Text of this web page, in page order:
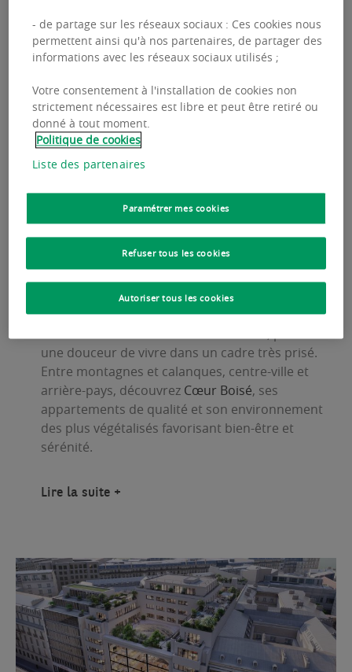
PROSPECTIVE 21 JUIN 2023
Cœur boisé, une résidence tournée vers le
bien-être et la nature
13ème arrondissement de Marseille, le domaine
intimiste et privéCœur Boisé,composé de 4
une douceur de vivre dans un cadre très prisé.
Entre montagnes et calanques, centre-ville et
arrière-pays, découvrez Cœur Boisé, ses
appartements de qualité et son environnement
des plus végétalisés favorisant bien-être et
sérénité.
Lire la suite
- de partage sur les réseaux sociaux : Ces cookies nous
permettent ainsi qu'à nos partenaires, de partager des
informations avec les réseaux sociaux utilisés ;
Votre consentement à l'installation de cookies non
strictement nécessaires est libre et peut être retiré ou
donné à tout moment.
Politique de cookies
Liste des partenaires
Paramétrer mes cookies
Refuser tous les cookies
Autoriser tous les cookies